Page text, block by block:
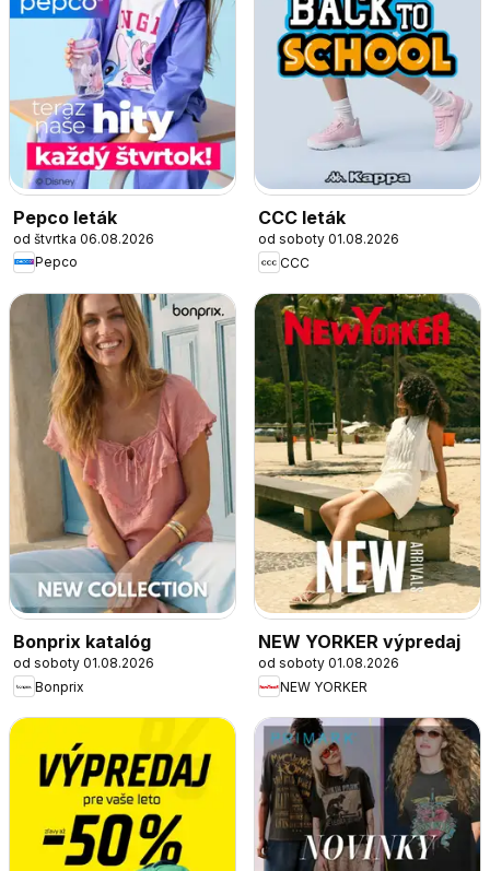
Pepco leták
od štvrtka 06.08.2026
Pepco
CCC leták
od soboty 01.08.2026
CCC
Bonprix katalóg
od soboty 01.08.2026
Bonprix
NEW YORKER výpredaj
od soboty 01.08.2026
NEW YORKER